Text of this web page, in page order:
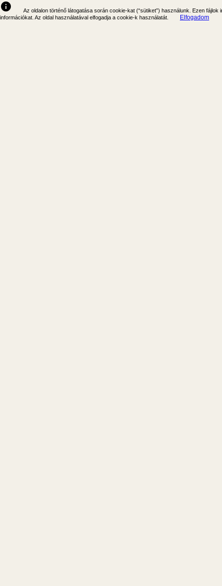
info
Az oldalon történő látogatása során cookie-kat (“sütiket”) használunk. Ezen
információkat. Az oldal használatával elfogadja a cookie-k használatát.
Elfogadom